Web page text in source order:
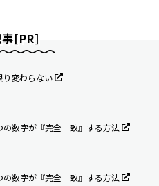
[PR]
り変わらない
数字が『完全一致』する方法
数字が『完全一致』する方法